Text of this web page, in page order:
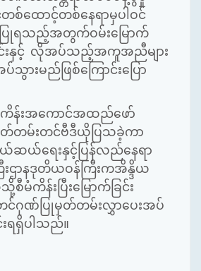
တစ်ထောင့်တစ်နေရာမှပါဝင်
ရသည့်အတွက်ဝမ်းမြောက်
းနှင့် လိုအပ်သည့်အကူအညီများ
းမည်ဖြစ်ကြောင်းပြော
းအကောင်အထည်ဖော်
တမ်းတင်ဗီဒီယိုပြသခဲ့ကာ
ဆယ်ရေးနှင့်ပြန်လည်နေရာ
ြီးဌာနဒုတိယဝန်ကြီးကအိန္ဒိယ
ကိန်းပြီးမြောက်ခြင်း
တင်ဂုဏ်ပြုမှတ်တမ်းလွှာပေးအပ်
ရရှိပါသည်။